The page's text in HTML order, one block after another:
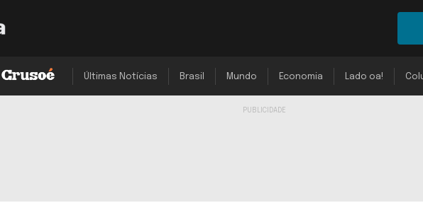
Últimas Notícias Brasil Mundo Economia Lado oa!